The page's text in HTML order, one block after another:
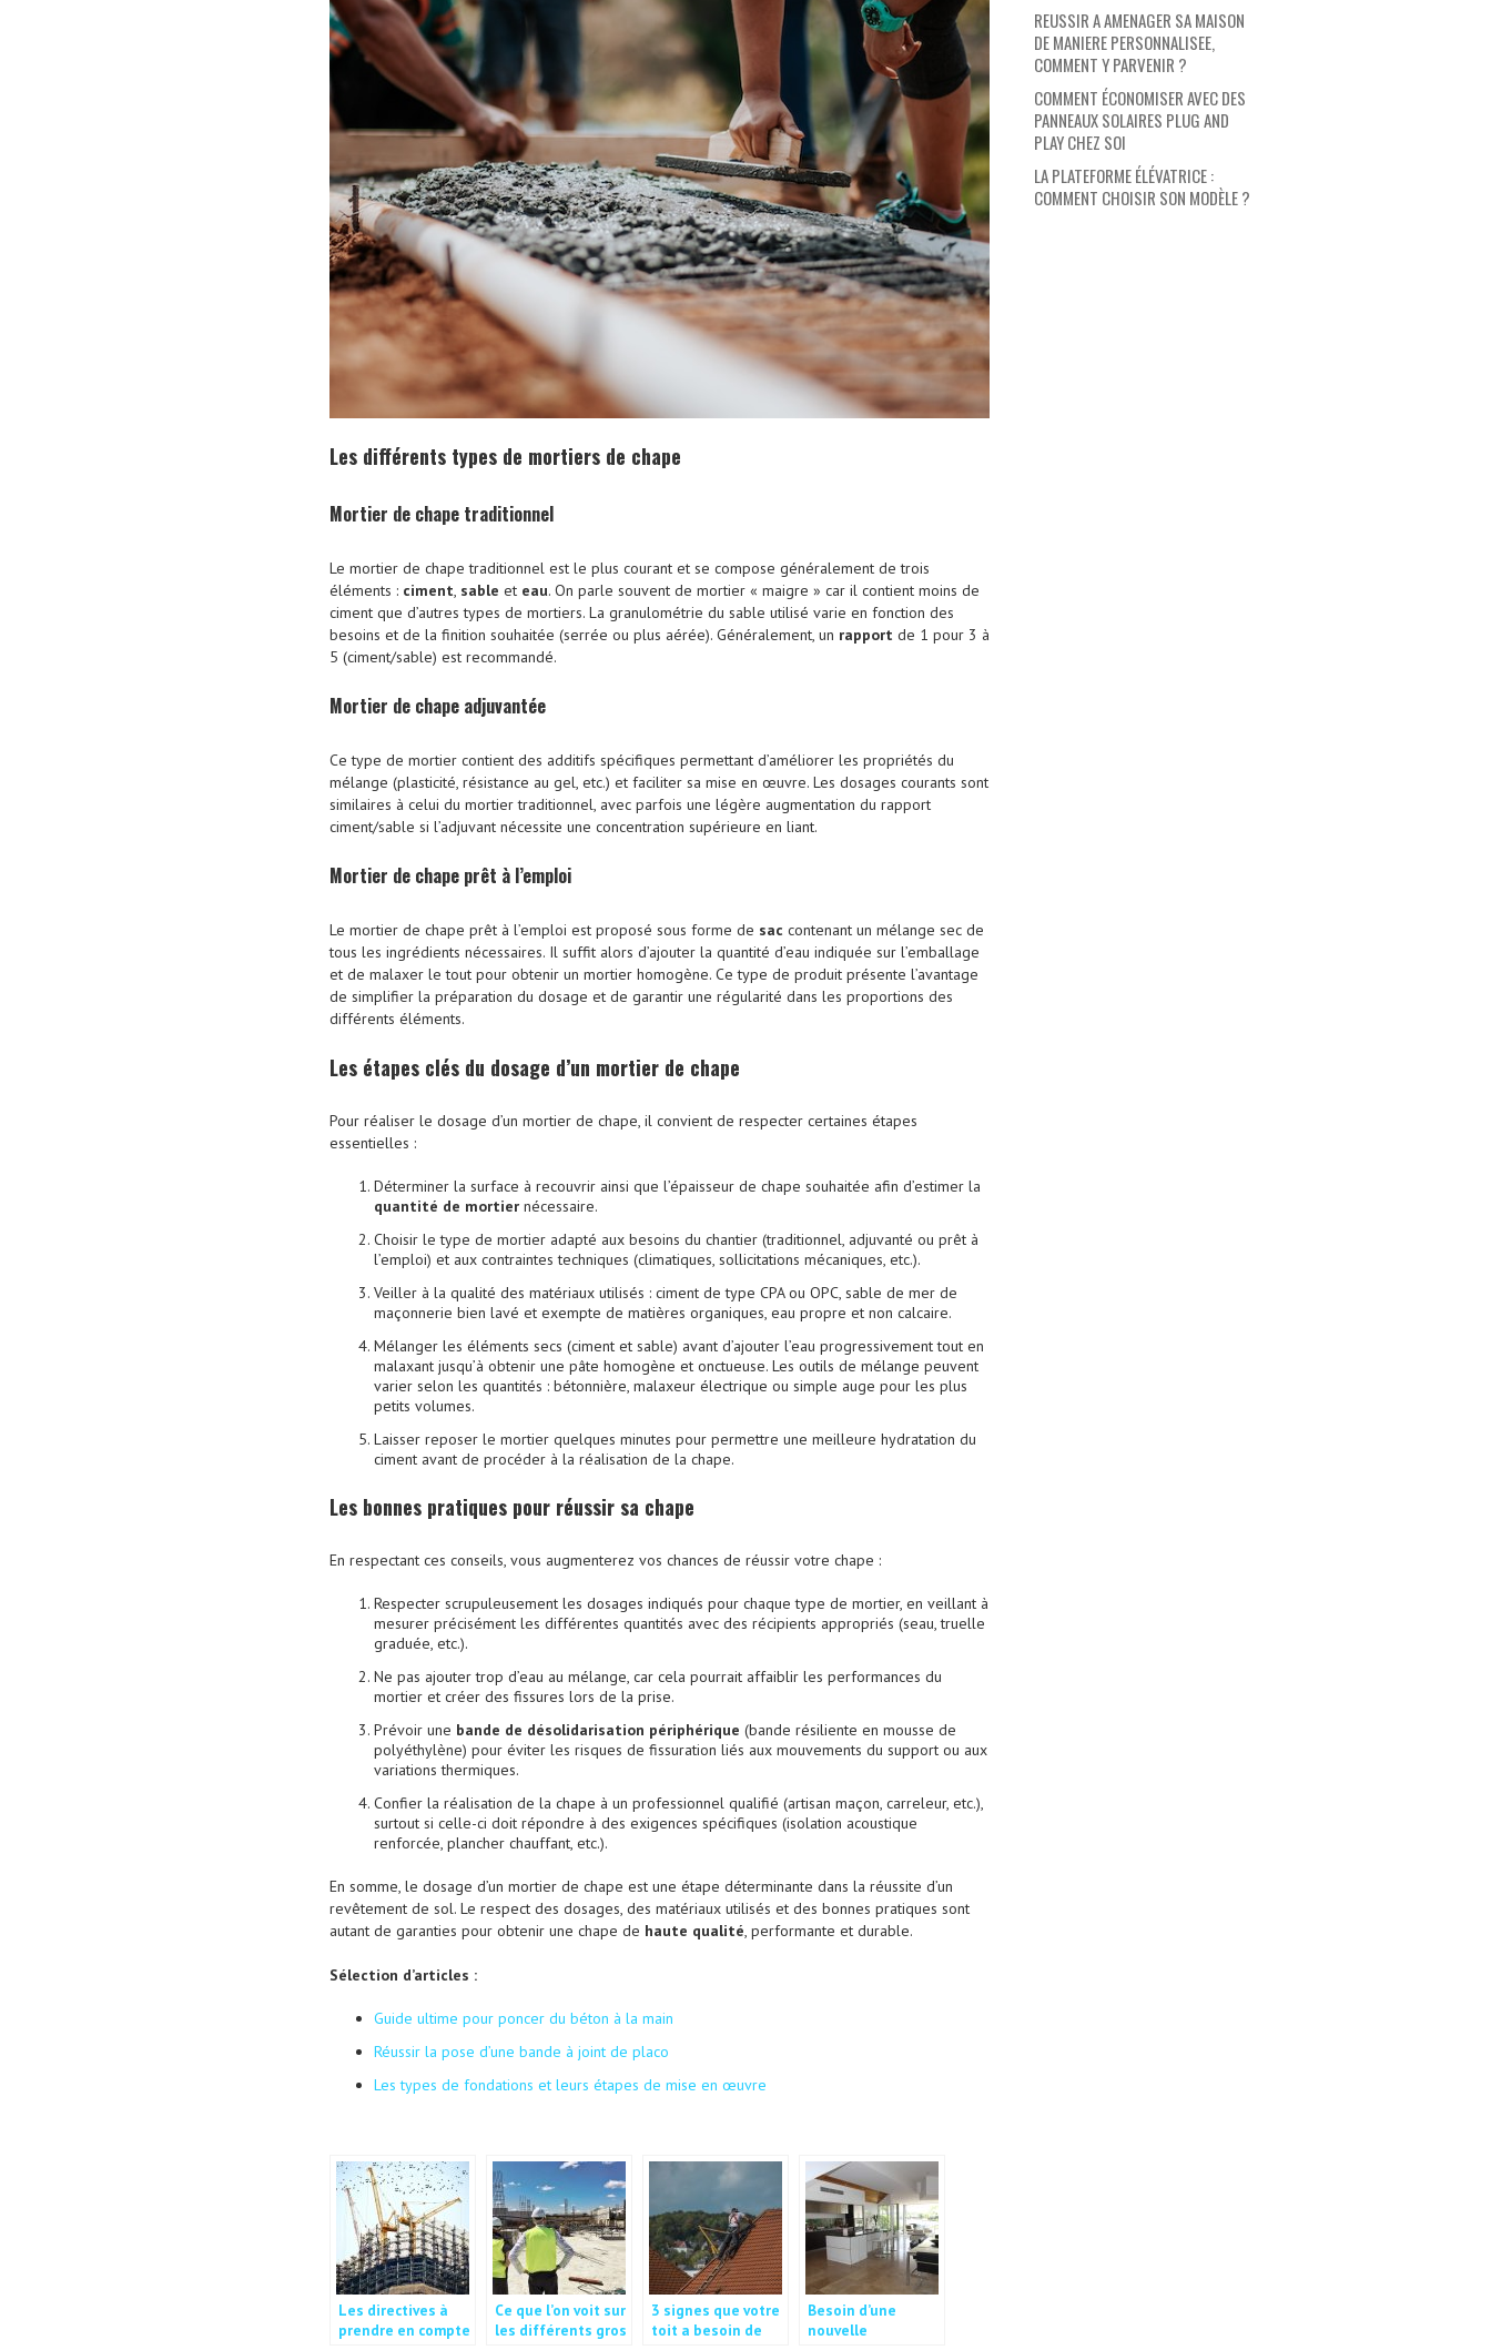
Les différents types de mortiers de chape
Mortier de chape traditionnel
Le mortier de chape traditionnel est le plus courant et se compose généralement de trois
éléments : ciment, sable et eau. On parle souvent de mortier « maigre » car il contient moins de
ciment que d’autres types de mortiers. La granulométrie du sable utilisé varie en fonction des
besoins et de la finition souhaitée (serrée ou plus aérée). Généralement, un rapport de 1 pour 3 à
5 (ciment/sable) est recommandé.
Mortier de chape adjuvantée
Ce type de mortier contient des additifs spécifiques permettant d’améliorer les propriétés du
mélange (plasticité, résistance au gel, etc.) et faciliter sa mise en œuvre. Les dosages courants sont
similaires à celui du mortier traditionnel, avec parfois une légère augmentation du rapport
ciment/sable si l’adjuvant nécessite une concentration supérieure en liant.
Mortier de chape prêt à l’emploi
Le mortier de chape prêt à l’emploi est proposé sous forme de sac contenant un mélange sec de
tous les ingrédients nécessaires. Il suffit alors d’ajouter la quantité d’eau indiquée sur l’emballage
et de malaxer le tout pour obtenir un mortier homogène. Ce type de produit présente l’avantage
de simplifier la préparation du dosage et de garantir une régularité dans les proportions des
différents éléments.
Les étapes clés du dosage d’un mortier de chape
Pour réaliser le dosage d’un mortier de chape, il convient de respecter certaines étapes
essentielles :
Déterminer la surface à recouvrir ainsi que l’épaisseur de chape souhaitée afin d’estimer la
quantité de mortier nécessaire.
Choisir le type de mortier adapté aux besoins du chantier (traditionnel, adjuvanté ou prêt à
l’emploi) et aux contraintes techniques (climatiques, sollicitations mécaniques, etc.).
Veiller à la qualité des matériaux utilisés : ciment de type CPA ou OPC, sable de mer de
maçonnerie bien lavé et exempte de matières organiques, eau propre et non calcaire.
Mélanger les éléments secs (ciment et sable) avant d’ajouter l’eau progressivement tout en
malaxant jusqu’à obtenir une pâte homogène et onctueuse. Les outils de mélange peuvent
varier selon les quantités : bétonnière, malaxeur électrique ou simple auge pour les plus
petits volumes.
Laisser reposer le mortier quelques minutes pour permettre une meilleure hydratation du
ciment avant de procéder à la réalisation de la chape.
Les bonnes pratiques pour réussir sa chape
En respectant ces conseils, vous augmenterez vos chances de réussir votre chape :
Respecter scrupuleusement les dosages indiqués pour chaque type de mortier, en veillant à
mesurer précisément les différentes quantités avec des récipients appropriés (seau, truelle
graduée, etc.).
Ne pas ajouter trop d’eau au mélange, car cela pourrait affaiblir les performances du
mortier et créer des fissures lors de la prise.
Prévoir une bande de désolidarisation périphérique (bande résiliente en mousse de
polyéthylène) pour éviter les risques de fissuration liés aux mouvements du support ou aux
variations thermiques.
Confier la réalisation de la chape à un professionnel qualifié (artisan maçon, carreleur, etc.),
surtout si celle-ci doit répondre à des exigences spécifiques (isolation acoustique
renforcée, plancher chauffant, etc.).
En somme, le dosage d’un mortier de chape est une étape déterminante dans la réussite d’un
revêtement de sol. Le respect des dosages, des matériaux utilisés et des bonnes pratiques sont
autant de garanties pour obtenir une chape de haute qualité, performante et durable.
Sélection d’articles :
Guide ultime pour poncer du béton à la main
Réussir la pose d’une bande à joint de placo
Les types de fondations et leurs étapes de mise en œuvre
Les directives à
prendre en compte
Ce que l’on voit sur
les différents gros
3 signes que votre
toit a besoin de
Besoin d’une
nouvelle
REUSSIR A AMENAGER SA MAISON
DE MANIERE PERSONNALISEE,
COMMENT Y PARVENIR ?
COMMENT ÉCONOMISER AVEC DES
PANNEAUX SOLAIRES PLUG AND
PLAY CHEZ SOI
LA PLATEFORME ÉLÉVATRICE :
COMMENT CHOISIR SON MODÈLE ?